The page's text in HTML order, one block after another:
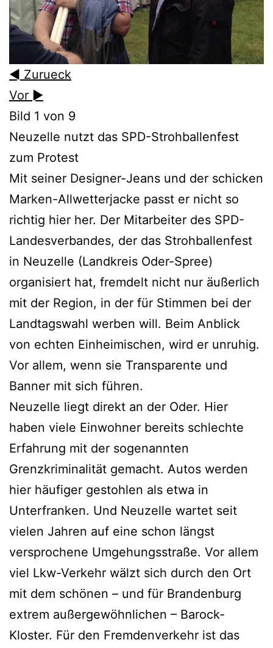
◄ Zurueck
Vor ►
Bild 1 von 9
Neuzelle nutzt das SPD-Strohballenfest
zum Protest
Mit seiner Designer-Jeans und der schicken
Marken-Allwetterjacke passt er nicht so
richtig hier her. Der Mitarbeiter des SPD-
Landesverbandes, der das Strohballenfest
in Neuzelle (Landkreis Oder-Spree)
organisiert hat, fremdelt nicht nur äußerlich
mit der Region, in der für Stimmen bei der
Landtagswahl werben will. Beim Anblick
von echten Einheimischen, wird er unruhig.
Vor allem, wenn sie Transparente und
Banner mit sich führen.
Neuzelle liegt direkt an der Oder. Hier
haben viele Einwohner bereits schlechte
Erfahrung mit der sogenannten
Grenzkriminalität gemacht. Autos werden
hier häufiger gestohlen als etwa in
Unterfranken. Und Neuzelle wartet seit
vielen Jahren auf eine schon längst
versprochene Umgehungsstraße. Vor allem
viel Lkw-Verkehr wälzt sich durch den Ort
mit dem schönen – und für Brandenburg
extrem außergewöhnlichen – Barock-
Kloster. Für den Fremdenverkehr ist das